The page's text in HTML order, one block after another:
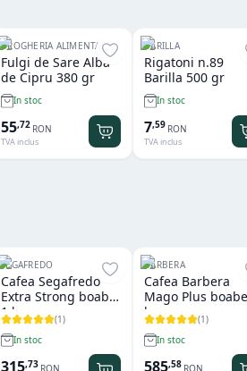
DROGHERIA ALIMENTARI
Fulgi de Sare Alba
de Cipru 380 gr
In stoc
55,72 RON
TVA inclus
BARILLA
Rigatoni n.89
Barilla 500 gr
In stoc
7,59 RON
TVA inclus
SEGAFREDO
Cafea Segafredo
Extra Strong boabe
1 kg
(1)
In stoc
315,73 RON
BARBERA
Cafea Barbera
Mago Plus
kg
(1)
In stoc
585,58 RON